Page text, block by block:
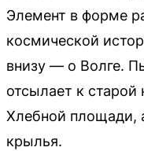
Элемент в форме
космической
внизу — о Волге.
отсылает к старой
Хлебной площади,
крылья.